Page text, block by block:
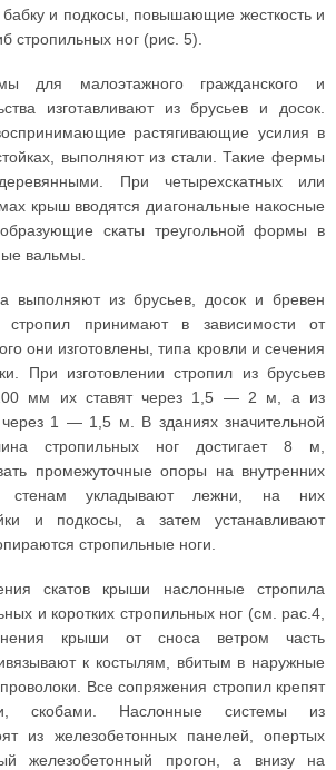
и подкосы, повышающие жесткость и
стропильных ног (рис. 5).
для малоэтажного гражданского и
изготавливают из брусьев и досок.
растягивающие усилия в
выполняют из стали. Такие фермы
При четырехскатных или
крыш вводятся диагональные накосные
скаты треугольной формы в
вальмы.
выполняют из брусьев, досок и бревен
принимают в зависимости от
они изготовлены, типа кровли и сечения
При изготовлении стропил из брусьев
мм их ставят через 1,5 — 2 м, а из
1 — 1,5 м. В зданиях значительной
стропильных ног достигает 8 м,
промежуточные опоры на внутренних
укладывают лежни, на них
и подкосы, а затем устанавливают
стропильные ноги.
скатов крыши наслонные стропила
и коротких стропильных ног (см. рас.4,
крыши от сноса ветром часть
к костылям, вбитым в наружные
Все сопряжения стропил крепят
скобами. Наслонные системы из
из железобетонных панелей, опертых
железобетонный прогон, а внизу на